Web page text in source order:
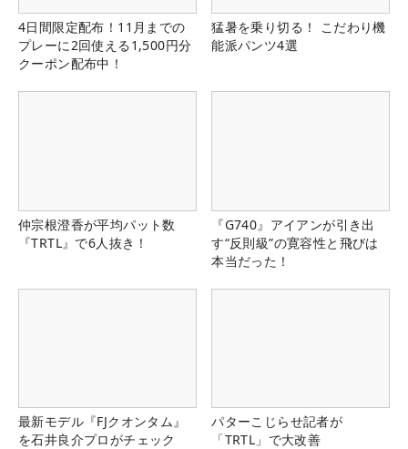
4日間限定配布！11月までの
プレーに2回使える1,500円分
クーポン配布中！
猛暑を乗り切る！ こだわり機
能派パンツ4選
仲宗根澄香が平均パット数
『TRTL』で6人抜き！
『G740』アイアンが引き出
す“反則級”の寛容性と飛びは
本当だった！
最新モデル『FJクオンタム』
を石井良介プロがチェック
パターこじらせ記者が
「TRTL」で大改善